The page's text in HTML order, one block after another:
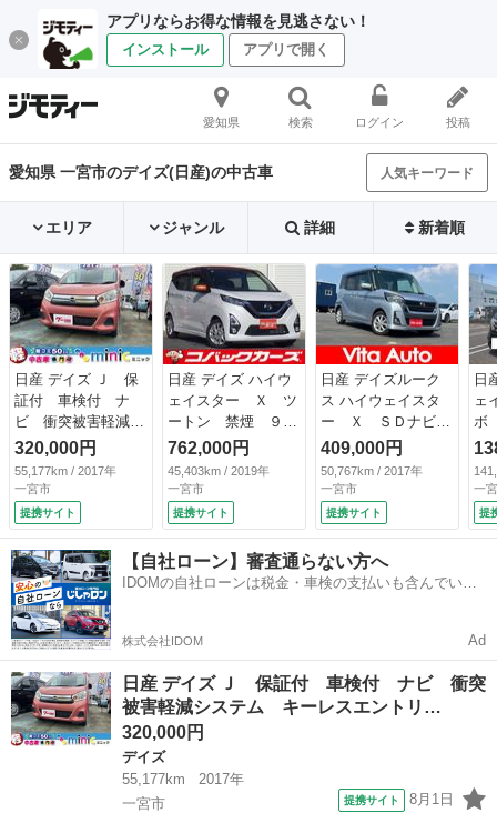
アプリならお得な情報を見逃さない！
インストール アプリで開く
愛知県 検索 ログイン 投稿
愛知県 一宮市のデイズ(日産)の中古車 人気キーワード
エリア ジャンル 詳細 新着順
日産 デイズ Ｊ 保
証付 車検付 ナ
ビ 衝突被害軽減シ
ステム キーレスエ
ントリー 電動格納
ミラー ベンチシー
ト ＣＶＴ ＡＢ
Ｓ ＥＳＣ Ｂｌｕ
ｅｔｏｏｔｈ 衝突
安全ボディ エアコ
ン パワーステアリ
ング パワーウィン
ドウ （車検整備
付）
320,000円
55,177km / 2017年
一宮市
提携サイト
日産 デイズ ハイウ
ェイスター Ｘ ツ
ートン 禁煙 ９型
ナビＴＶ Ｂｌｕｅ
ｔｏｏｔｈ ＬＥ
Ｄ 全周囲カメラ
ＤＶＤ再生 純正１
４アルミホイール
オートライト 電動
格納ミラー （車検
整備付）
762,000円
45,403km / 2019年
一宮市
提携サイト
日産 デイズルーク
ス ハイウェイスタ
ー Ｘ ＳＤナビ
フルセグＴＶ 全方
位カメラ スマート
キー ＬＥＤヘッド
ライト 衝突軽減ブ
レーキ 片側パワス
ラ Ｂｌｕｅｔｏｏ
ｔｈ 純正１４イン
チアルミ ＥＴＣ
409,000円
50,767km / 2017年
一宮市
提携サイト
日
ェ
ボ
Ａ
ー
タ
ー
ー
ド
一
提
【自社ローン】審査通らない方へ
IDOMの自社ローンは税金・車検の支払いも含んでいる
株式会社IDOM Ad
日産 デイズ Ｊ 保証付 車検付 ナビ 衝突
被害軽減システム キーレスエントリ…
320,000円
デイズ
55,177km
2017年
一宮市
提携サイト 8月1日